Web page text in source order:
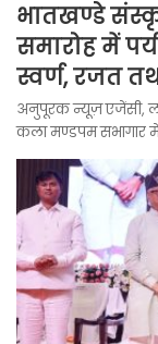
भातखण्डे
समारोह में
स्वर्ण, रजत
अनुपूरक न्यूज़ एजेंसी,
कला मण्डपम सभागार में